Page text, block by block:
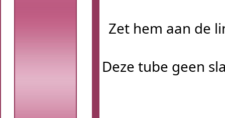
Zet hem aan de
Deze tube geen